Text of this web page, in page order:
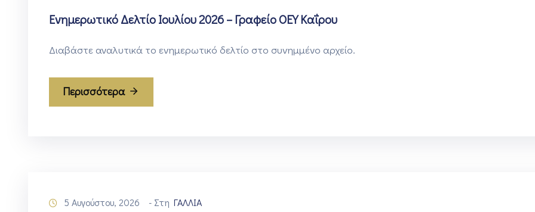
Ενημερωτικό Δελτίο Ιουλίου 2026 – Γραφείο ΟΕΥ Καΐρου
Διαβάστε αναλυτικά το ενημερωτικό δελτίο στο συνημμένο αρχείο.
Περισσότερα
5 Αυγούστου, 2026 - Στη ΓΑΛΛΙΑ